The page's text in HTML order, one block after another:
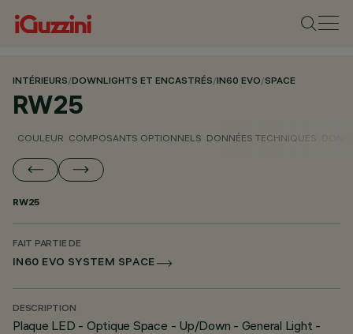
INTÉRIEURS/DOWNLIGHTS ET ENCASTRÉS/IN60 EVO/SPACE
RW25
COULEUR COMPOSANTS OPTIONNELS DONNÉES TECHNIQUES
RW25
FAIT PARTIE DE
IN60 EVO SYSTEM SPACE
DESCRIPTION
Plaque LED - Optique Space - Up/Down - General Light -